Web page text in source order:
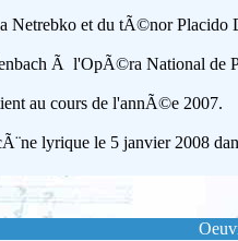
Netrebko et du tÃ©nor Placido
Ã l'OpÃ©ra National de
au cours de l'annÃ©e 2007.
lyrique le 5 janvier 2008